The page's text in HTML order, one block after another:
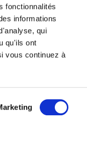
fonctionnalités
informations
qui
qu'ils ont
vous continuez à